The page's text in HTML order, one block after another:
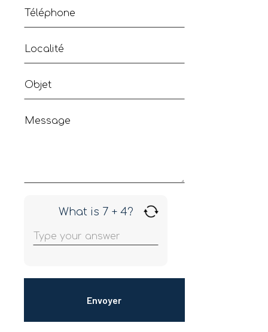
What is 7 + 4?